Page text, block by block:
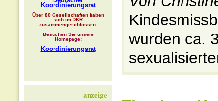
Koordinierungsrat
Über 80 Gesellschaften haben
sich im DKR
zusammengeschlossen.
Besuchen Sie unsere
Homepage:
Koordinierungsrat
anzeige
wurden ca.